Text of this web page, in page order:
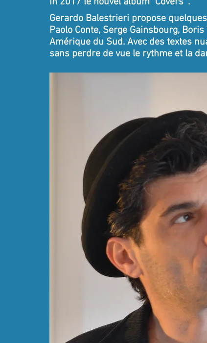
Gerardo Balestrieri propose
Paolo Conte, Serge Gainsbourg,
Amérique du Sud. Avec des textes
sans perdre de vue le rythme et la